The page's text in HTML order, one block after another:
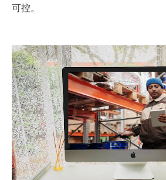
可控。